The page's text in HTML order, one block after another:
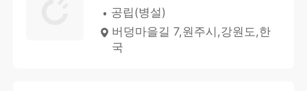
공립(병설)
버덩마을길 7,원주시,강원도,한
국